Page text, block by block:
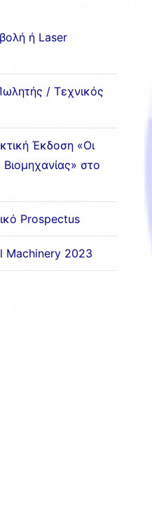
ή Laser
/ Τεχνικός
Έκδοση «Οι
στο
Prospectus
Machinery 2023